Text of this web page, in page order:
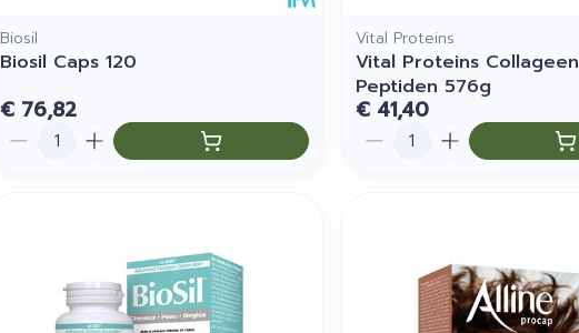
Biosil
Biosil Caps 120
€ 76,82
Aantal
Vital Proteins
Vital Proteins Collageen
Peptiden 576g
€ 41,40
Aantal